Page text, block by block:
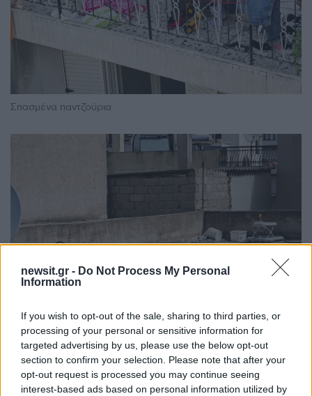
newsit.gr - Do Not Process My Personal
Information
If you wish to opt-out of the sale, sharing to third parties, or
processing of your personal or sensitive information for
targeted advertising by us, please use the below opt-out
section to confirm your selection. Please note that after your
opt-out request is processed you may continue seeing
interest-based ads based on personal information utilized by
Σπασμένα παντζούρια
Το σπίτι στους Αγίους Αναργύρους